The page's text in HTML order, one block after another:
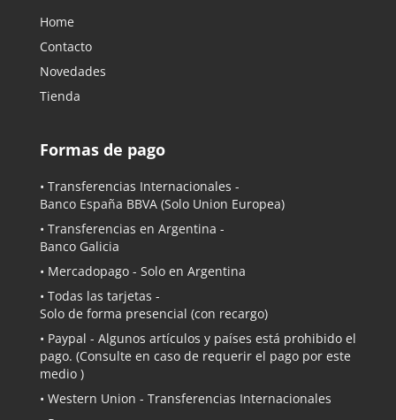
Home
Contacto
Novedades
Tienda
Formas de pago
• Transferencias Internacionales -
Banco España BBVA (Solo Union Europea)
• Transferencias en Argentina -
Banco Galicia
• Mercadopago - Solo en Argentina
• Todas las tarjetas -
Solo de forma presencial (con recargo)
• Paypal - Algunos artículos y países está prohibido el
pago. (Consulte en caso de requerir el pago por este
medio )
• Western Union - Transferencias Internacionales